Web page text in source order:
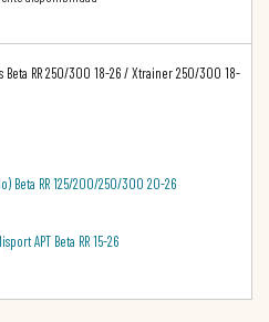
Beta RR 250/300 18-26 / Xtrainer 250/300 18-
Beta RR 125/200/250/300 20-26
APT Beta RR 15-26